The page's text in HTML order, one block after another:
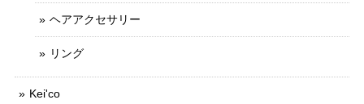
ヘアアクセサリー
リング
Kei'co